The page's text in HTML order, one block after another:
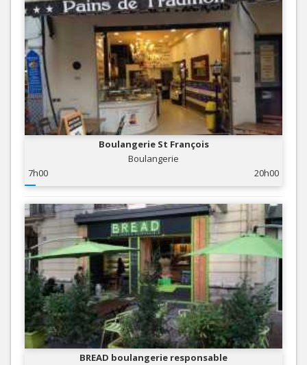
Boulangerie St François
Boulangerie
7h00
20h00
BREAD boulangerie responsable